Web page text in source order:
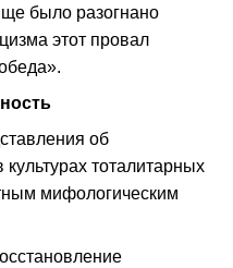
было разогнано
этот провал
об
тоталитарных
мифологическим